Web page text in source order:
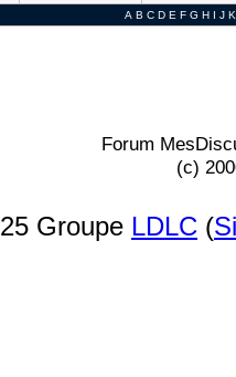
A B C D E F G H I J K
Forum
(c)
Groupe LDLC (